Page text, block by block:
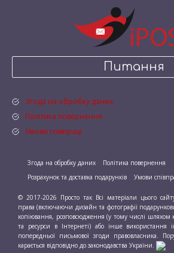
Питання
Згода на обробку даних
Політика повернення
Умови співпраці
Згода на обробку даних
Політика повернення
Розрахунок та доставка подарунків
Умови
© 2017-2026 Просто так Всі матеріали цього
права (включаючи дизайн та фотографії
копіювання, розповсюдження (у тому числі шляхом
та ресурси в Інтернеті) або інше використання
попередньої письмової згоди правовласника.
карається відповідно до законодавства України.